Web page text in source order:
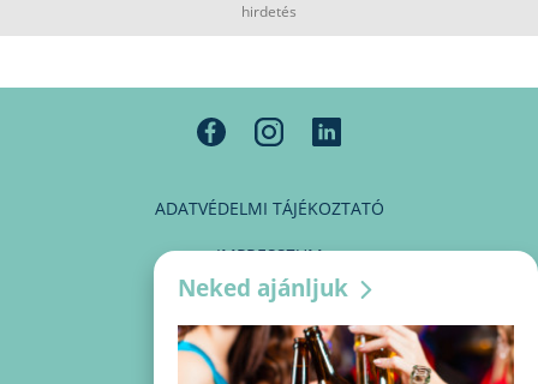
hirdetés
ADATVÉDELMI TÁJÉKOZTATÓ
IMPRESSZUM
MÉDIAAJÁNLAT
PARTNEREINK
Neked ajánljuk